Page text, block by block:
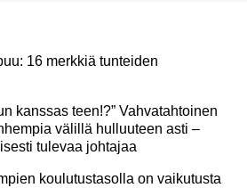
16 merkkiä tunteiden
kanssas teen!?” Vahvatahtoinen
välillä hulluuteen asti –
tulevaa johtajaa
koulutustasolla on vaikutusta